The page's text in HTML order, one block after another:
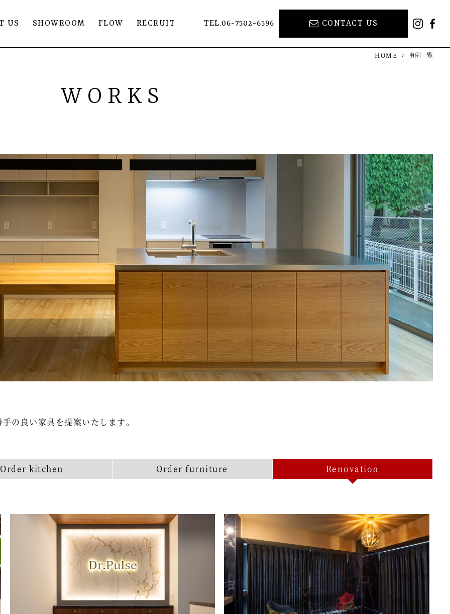
US SHOWROOM FLOW RECRUIT TEL.06-7502-6596
CONTACT US
HOME > 事例一覧
WORKS
の良い家具を提案いたします。
Order kitchen Order furniture Renovation